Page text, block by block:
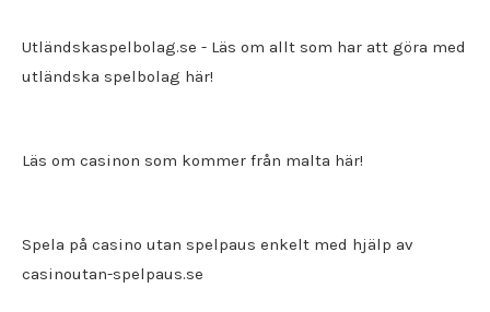
Utländskaspelbolag.se - Läs om allt som har att göra med
utländska spelbolag här!
Läs om casinon som kommer från malta här!
Spela på casino utan spelpaus enkelt med hjälp av
casinoutan-spelpaus.se